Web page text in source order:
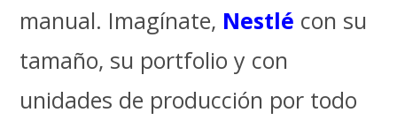
manual. Imagínate, Nestlé con su
tamaño, su portfolio y con
unidades de producción por todo